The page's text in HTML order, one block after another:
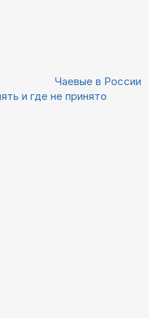
Чаевые в России
и где не принято